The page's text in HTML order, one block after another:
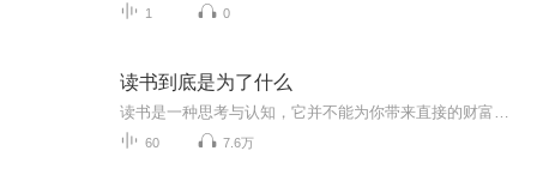
1 0
读书到底是为了什么
60 7.6万